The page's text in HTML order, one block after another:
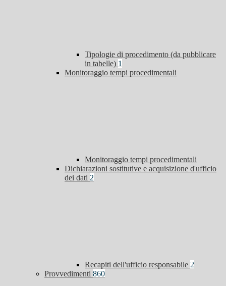
Tipologie di procedimento (da pubblicare
in tabelle) 1
Monitoraggio tempi procedimentali
Monitoraggio tempi procedimentali
Dichiarazioni sostitutive e acquisizione d'ufficio
dei dati 2
Recapiti dell'ufficio responsabile 2
Provvedimenti 860